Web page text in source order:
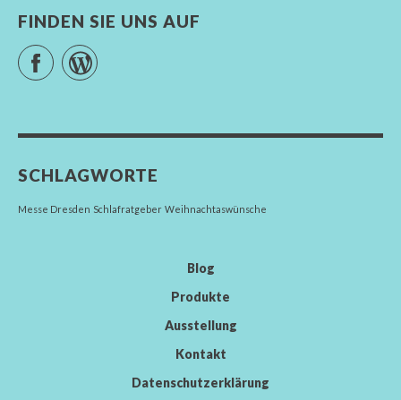
FINDEN SIE UNS AUF
FacebookWordPress
SCHLAGWORTE
Messe Dresden Schlafratgeber Weihnachtaswünsche
Blog
Produkte
Ausstellung
Kontakt
Datenschutzerklärung